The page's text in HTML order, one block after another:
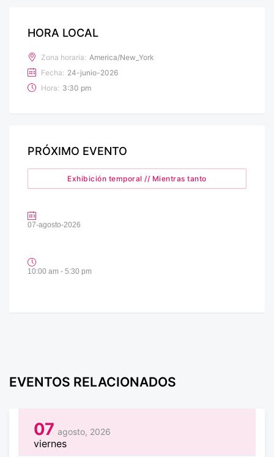
HORA LOCAL
Zona horaria: America/New_York
Fecha: 24-junio-2026
Hora: 3:30 pm
PRÓXIMO EVENTO
Exhibición temporal // Mientras tanto
07-agosto-2026
10:00 am - 5:30 pm
EVENTOS RELACIONADOS
07 agosto, 2026
viernes